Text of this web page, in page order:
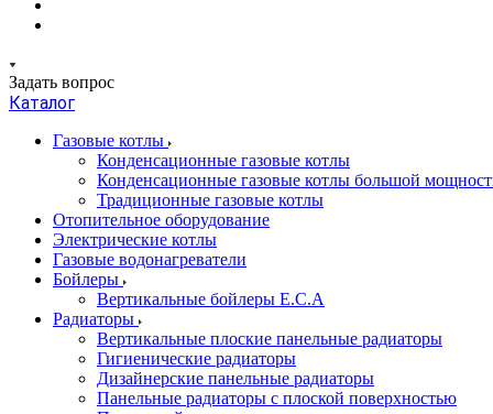
Задать вопрос
Каталог
Газовые котлы
Конденсационные газовые котлы
Конденсационные газовые котлы большой
Традиционные газовые котлы
Отопительное оборудование
Электрические котлы
Газовые водонагреватели
Бойлеры
Вертикальные бойлеры E.C.A
Радиаторы
Вертикальные плоские панельные радиаторы
Гигиенические радиаторы
Дизайнерские панельные радиаторы
Панельные радиаторы с плоской поверхностью